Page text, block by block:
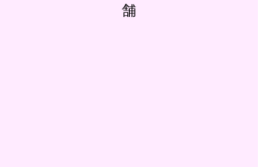
舗